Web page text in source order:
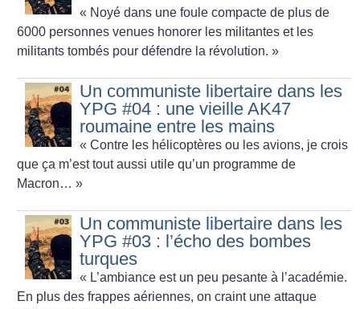
« Noyé dans une foule compacte de plus de
6000 personnes venues honorer les militantes et les
militants tombés pour défendre la révolution. »
Un communiste libertaire dans les
YPG #04 : une vieille AK47
roumaine entre les mains
« Contre les hélicoptères ou les avions, je crois
que ça m’est tout aussi utile qu’un programme de
Macron… »
Un communiste libertaire dans les
YPG #03 : l’écho des bombes
turques
« L’ambiance est un peu pesante à l’académie.
En plus des frappes aériennes, on craint une attaque